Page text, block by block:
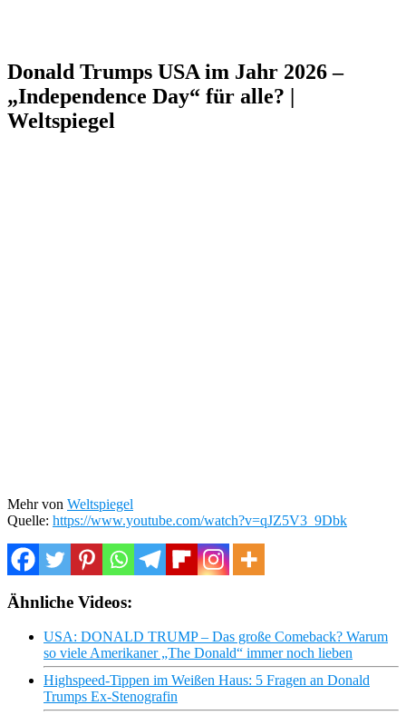
Donald Trumps USA im Jahr 2026 –
„Independence Day“ für alle? |
Weltspiegel
Mehr von Weltspiegel
Quelle: https://www.youtube.com/watch?v=qJZ5V3_9Dbk
Ähnliche Videos:
USA: DONALD TRUMP – Das große Comeback? Warum
so viele Amerikaner „The Donald“ immer noch lieben
Highspeed-Tippen im Weißen Haus: 5 Fragen an Donald
Trumps Ex-Stenografin